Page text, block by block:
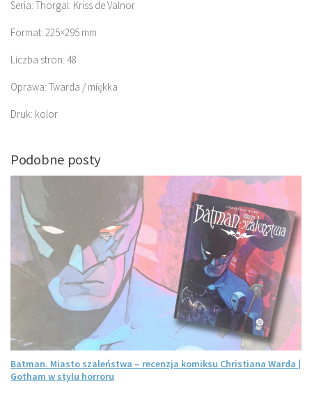
Seria: Thorgal: Kriss de Valnor
Format: 225×295 mm
Liczba stron: 48
Oprawa: Twarda / miękka
Druk: kolor
Podobne posty
Batman. Miasto szaleństwa – recenzja komiksu Christiana Warda |
Gotham w stylu horroru